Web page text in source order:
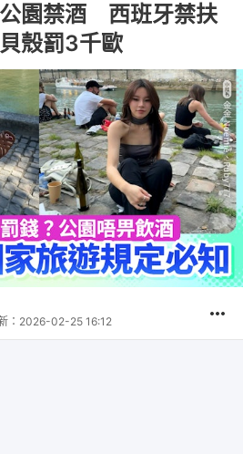
園禁酒 西班牙禁扶
殼罰3千歐
： 2026-02-25 16:12